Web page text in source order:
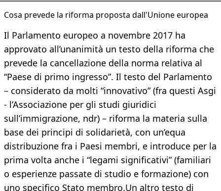
Cosa prevede la riforma proposta dall'Unione europea
Il Parlamento europeo a novembre 2017 ha
approvato all’unanimità un testo della riforma che
prevede la cancellazione della norma relativa al
“Paese di primo ingresso”. Il testo del Parlamento
– considerato da molti “innovativo” (fra questi Asgi
- l’Associazione per gli studi giuridici
sull’immigrazione, ndr) – riforma la materia sulla
base dei principi di solidarietà, con un’equa
distribuzione fra i Paesi membri, e introduce per la
prima volta anche i “legami significativi” (familiari
o esperienze passate di studio e formazione) con
uno specifico Stato membro.Un altro testo di